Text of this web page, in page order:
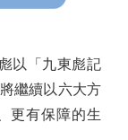
以「九東彪記
繼續以六大方
更有保障的生